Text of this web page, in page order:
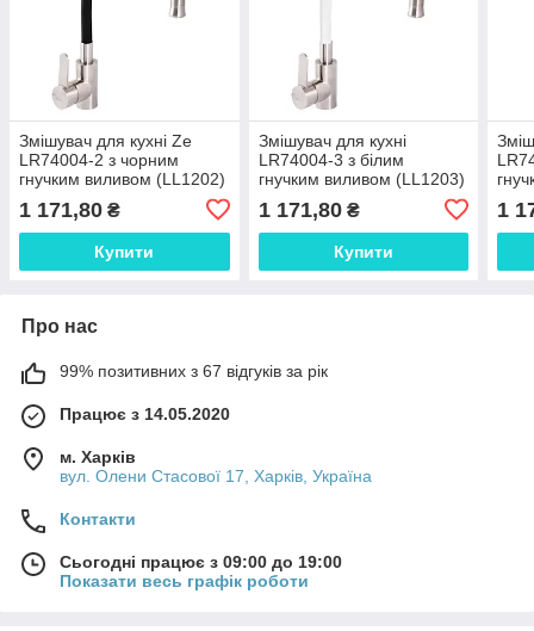
Змішувач для кухні Ze
LR74004-2 з чорним
гнучким виливом (LL1202)
1 171,80 ₴
Купити
Змішувач для кухні
LR74004-3 з білим
гнучким виливом (LL1203)
1 171,80₴
Купити
1
Про нас
99% позитивних з 67 відгуків за рік
Працює з 14.05.2020
м. Харків
вул. Олени Стасової 17, Харків, Україна
Контакти
Сьогодні працює з 09:00 до 19:00
Показати весь графік роботи